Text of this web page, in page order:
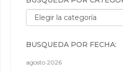
Búsqueda por categorías:
BÚSQUEDA POR FECHA:
agosto 2026